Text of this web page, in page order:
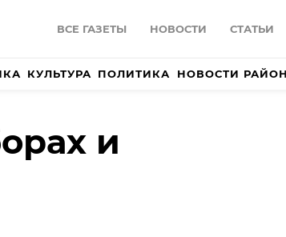
ВСЕ ГАЗЕТЫ НОВОСТИ СТАТЬИ
КУЛЬТУРА ПОЛИТИКА НОВОСТИ
и